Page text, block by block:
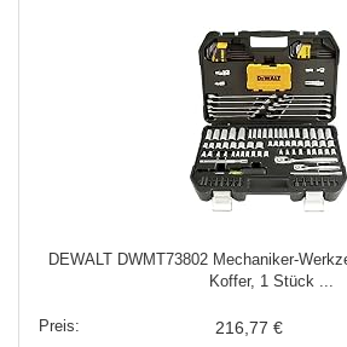
DEWALT DWMT73802 Mechaniker-
Koffer, 1 Stück ...
216,77 €